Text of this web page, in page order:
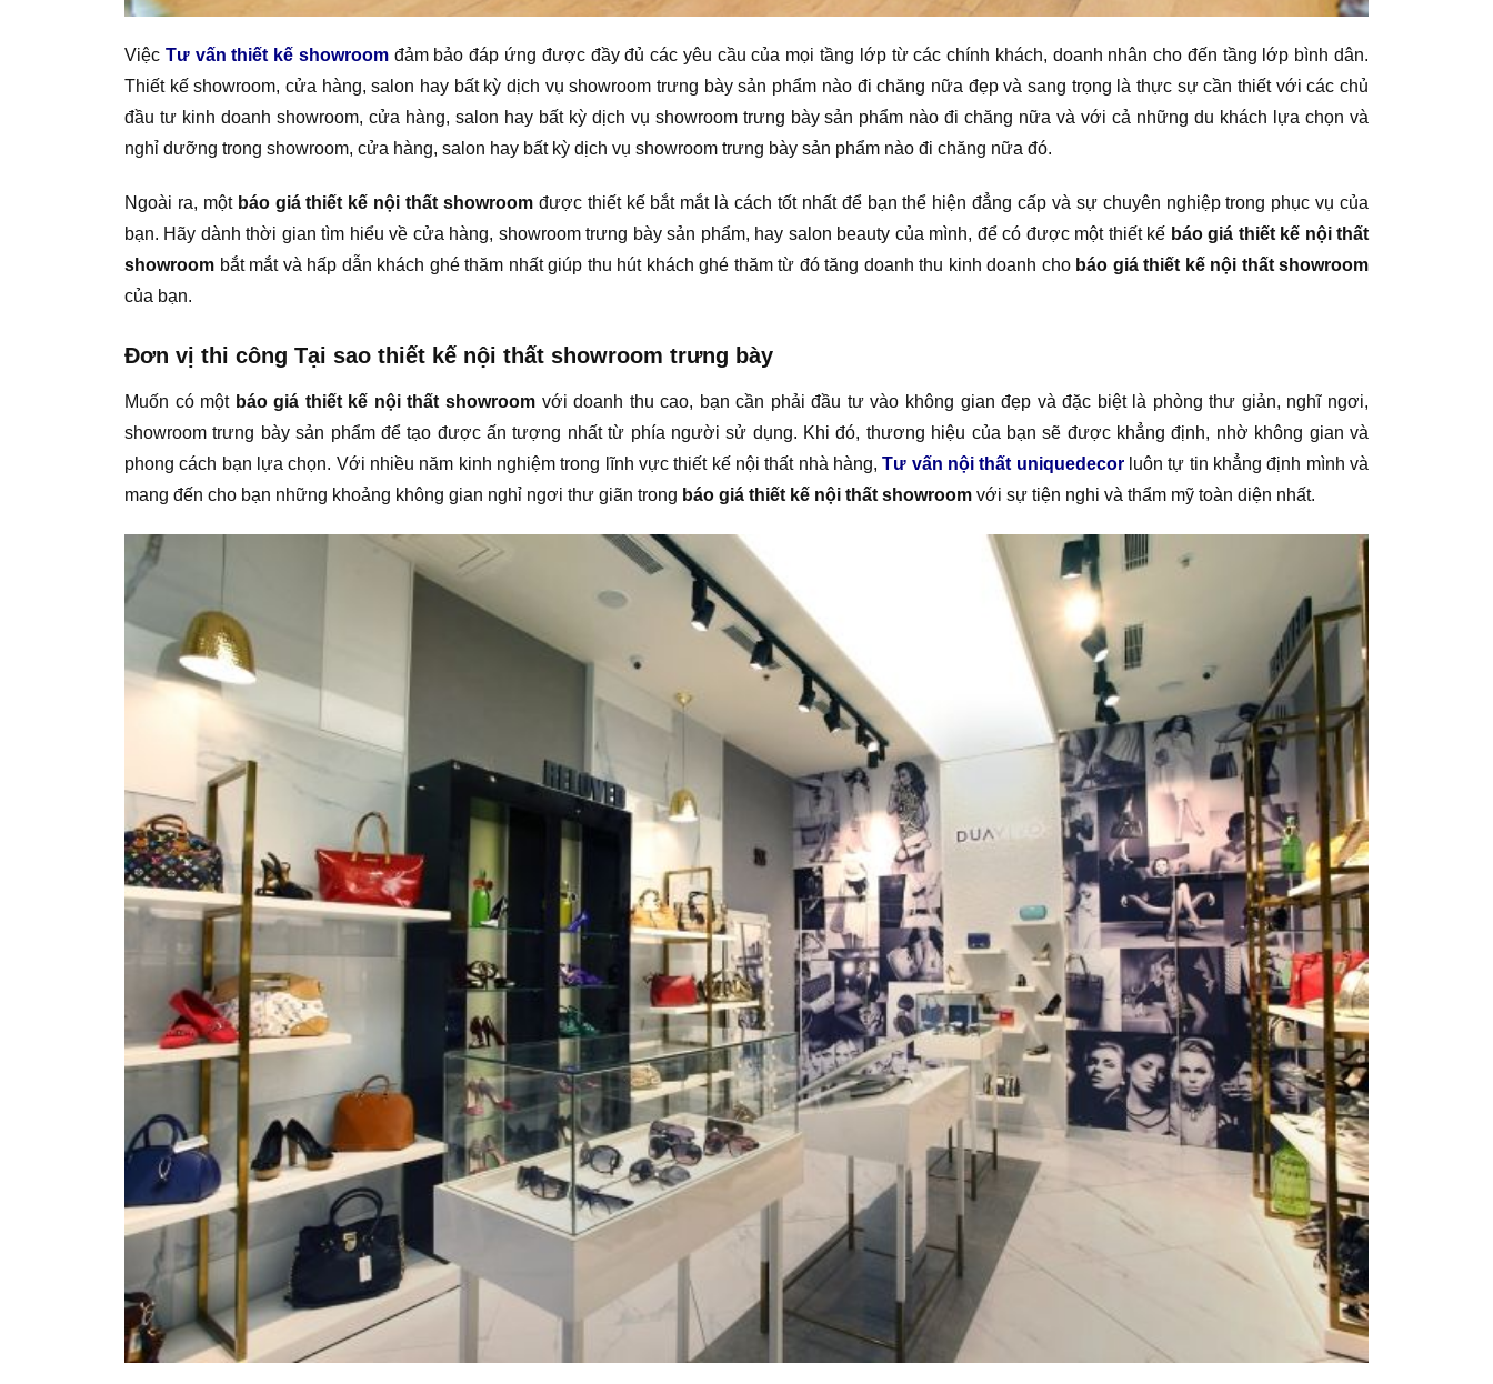
Việc Tư vấn thiết kế showroomđảm bảo đáp ứng được đầy đủ các yêu cầu của mọi tầng lớp từ các chính khách, doanh nhân cho đến tầng lớp bình dân.
Thiết kế showroom, cửa hàng, salon hay bất kỳ dịch vụ showroom trưng bày sản phẩm nào đi chăng nữa đẹp và sang trọng là thực sự cần thiết với các chủ
đầu tư kinh doanh showroom, cửa hàng, salon hay bất kỳ dịch vụ showroom trưng bày sản phẩm nào đi chăng nữa và với cả những du khách lựa chọn và
nghỉ dưỡng trong showroom, cửa hàng, salon hay bất kỳ dịch vụ showroom trưng bày sản phẩm nào đi chăng nữa đó.
Ngoài ra, một báo giá thiết kế nội thất showroomđược thiết kế bắt mắt là cách tốt nhất để bạn thể hiện đẳng cấp và sự chuyên nghiệp trong phục vụ của
bạn. Hãy dành thời gian tìm hiểu về cửa hàng, showroom trưng bày sản phẩm, hay salon beauty của mình, để có được một thiết kế báo giá thiết kế nội thất
showroom bắt mắt và hấp dẫn khách ghé thăm nhất giúp thu hút khách ghé thăm từ đó tăng doanh thu kinh doanh cho báo giá thiết kế nội thất showroom
của bạn.
Đơn vị thi công Tại sao thiết kế nội thất showroom trưng bày
Muốn có một báo giá thiết kế nội thất showroomvới doanh thu cao, bạn cần phải đầu tư vào không gian đẹp và đặc biệt là phòng thư giản, nghĩ ngơi,
showroom trưng bày sản phẩm để tạo được ấn tượng nhất từ phía người sử dụng. Khi đó, thương hiệu của bạn sẽ được khẳng định, nhờ không gian và
phong cách bạn lựa chọn. Với nhiều năm kinh nghiệm trong lĩnh vực thiết kế nội thất nhà hàng,Tư vấn nội thất uniquedecorluôn tự tin khẳng định mình và
mang đến cho bạn những khoảng không gian nghỉ ngơi thư giãn trong báo giá thiết kế nội thất showroom với sự tiện nghi và thẩm mỹ toàn diện nhất.